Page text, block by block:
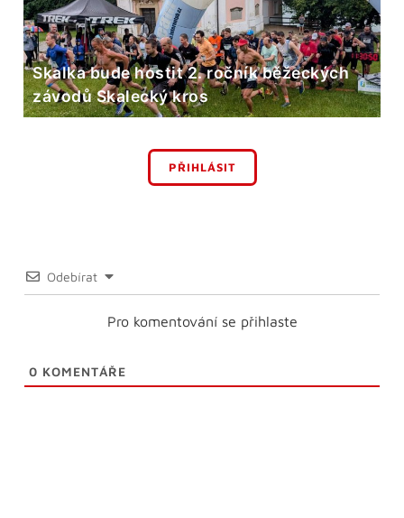
Skalka bude hostit 2. ročník běžeckých
závodů Skalecký kros
PŘIHLÁSIT
Odebírat
Pro komentování se přihlaste
0 KOMENTÁŘE